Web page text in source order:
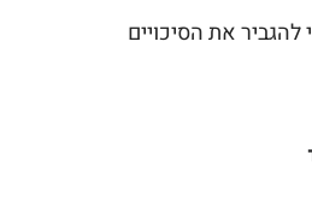
להגביר את הסיכויים